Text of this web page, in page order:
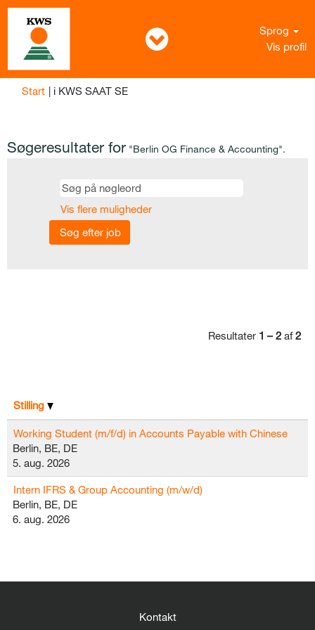
Sprog
Vis profil
Start | i KWS SAAT SE(aktuel
Søgeresultater for "Berlin OG Finance & Accounting".
Vis flere muligheder
Resultater 1 – 2 af2
Stilling
Working Student (m/f/d) in Accounts Payable with Chinese
Berlin, BE, DE
5. aug. 2026
Intern IFRS & Group Accounting (m/w/d)
Berlin, BE, DE
6. aug. 2026
Kontakt